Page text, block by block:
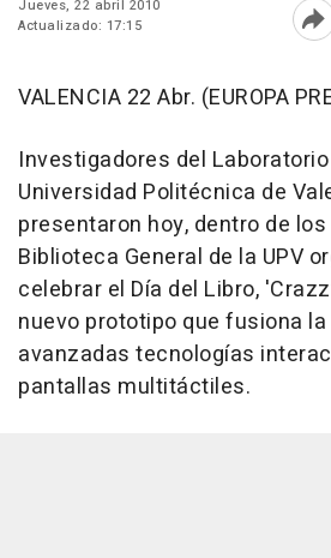
Jueves, 22 abril 2010
Actualizado: 17:15
VALENCIA 22 Abr. (EUROPA
Investigadores del
Universidad Politécnica de
presentaron hoy, dentro de
Biblioteca General de la UPV
celebrar el Día del Libro,
nuevo prototipo que fusiona
avanzadas tecnologías
pantallas multitáctiles.